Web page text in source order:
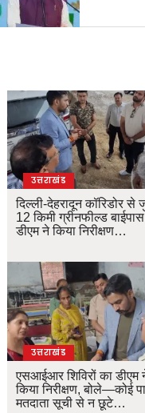
उत्तराखंड
दिल्ली-देहरादून कॉरिडोर से
12 किमी ग्रीनफील्ड
डीएम ने किया निरीक्षण…
उत्तराखंड
एसआईआर शिविरों का डीएम
किया निरीक्षण, बोले—कोई
मतदाता सूची से न छूटे…